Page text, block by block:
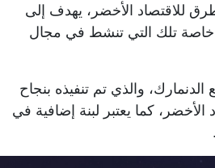
للاقتصاد الأخضر، يهدف إلى
خاصة تلك التي تنشط في مجال
الدنمارك، والذي تم تنفيذه بنجاح
كما يعتبر لبنة إضافية في